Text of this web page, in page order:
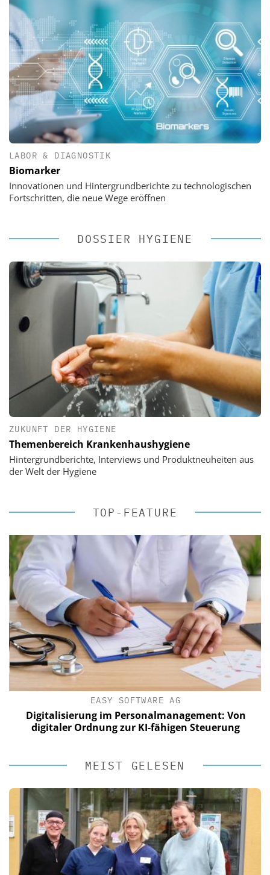
LABOR & DIAGNOSTIK
Biomarker
Innovationen und Hintergrundberichte zu technologischen
Fortschritten, die neue Wege eröffnen
DOSSIER HYGIENE
ZUKUNFT DER HYGIENE
Themenbereich Krankenhaushygiene
Hintergrundberichte, Interviews und Produktneuheiten aus
der Welt der Hygiene
TOP-FEATURE
EASY SOFTWARE AG
Digitalisierung im Personalmanagement: Von
digitaler Ordnung zur KI-fähigen Steuerung
MEIST GELESEN